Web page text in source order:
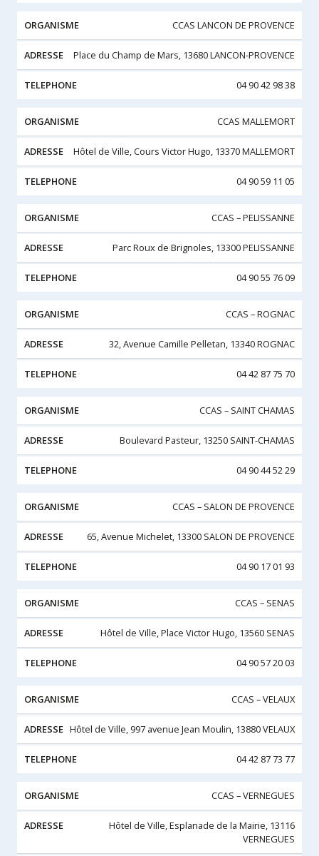
CCAS LANCON DE PROVENCE
Place du Champ de Mars, 13680 LANCON-PROVENCE
04 90 42 98 38
CCAS MALLEMORT
Hôtel de Ville, Cours Victor Hugo, 13370 MALLEMORT
04 90 59 11 05
CCAS – PELISSANNE
Parc Roux de Brignoles, 13300 PELISSANNE
04 90 55 76 09
CCAS – ROGNAC
32, Avenue Camille Pelletan, 13340 ROGNAC
04 42 87 75 70
CCAS – SAINT CHAMAS
Boulevard Pasteur, 13250 SAINT-CHAMAS
04 90 44 52 29
CCAS – SALON DE PROVENCE
65, Avenue Michelet, 13300 SALON DE PROVENCE
04 90 17 01 93
CCAS – SENAS
Hôtel de Ville, Place Victor Hugo, 13560 SENAS
04 90 57 20 03
CCAS – VELAUX
Hôtel de Ville, 997 avenue Jean Moulin, 13880 VELAUX
04 42 87 73 77
CCAS – VERNEGUES
Hôtel de Ville, Esplanade de la Mairie, 13116
VERNEGUES